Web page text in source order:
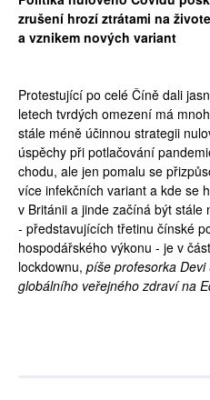
zrušení hrozí ztrátami na
a vznikem nových variant
Protestující po celé Číně dali
letech tvrdých omezení má
stále méně účinnou strategii
úspěchy při potlačování
chodu, ale jen pomalu se
více infekčních variant a kde se
v Británii a jinde začíná být
- představujících třetinu čínské
hospodářského výkonu - je v
lockdownu, píše profesorka
globálního veřejného zdraví na